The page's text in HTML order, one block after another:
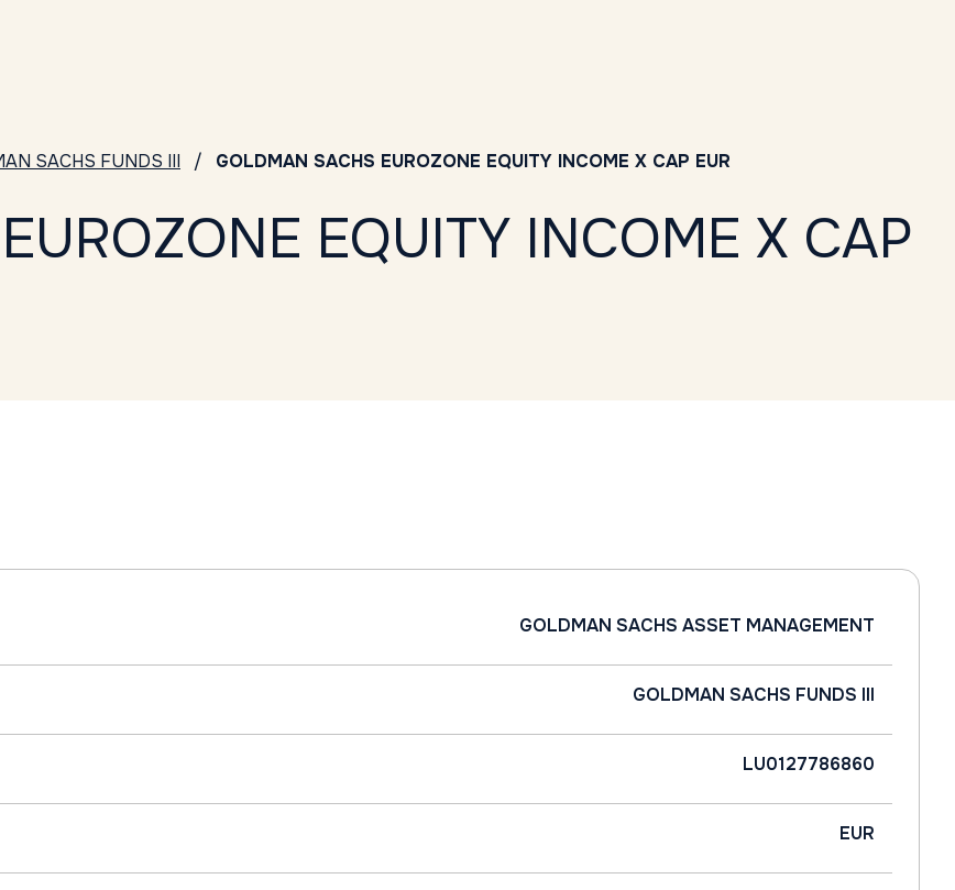
SACHS FUNDS III GOLDMAN SACHS EUROZONE EQUITY INCOME X CAP EUR
EQUITY INCOME X CAP
GOLDMAN SACHS ASSET MANAGEMENT
GOLDMAN SACHS FUNDS III
LU0127786860
EUR